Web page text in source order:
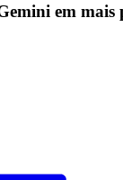
em